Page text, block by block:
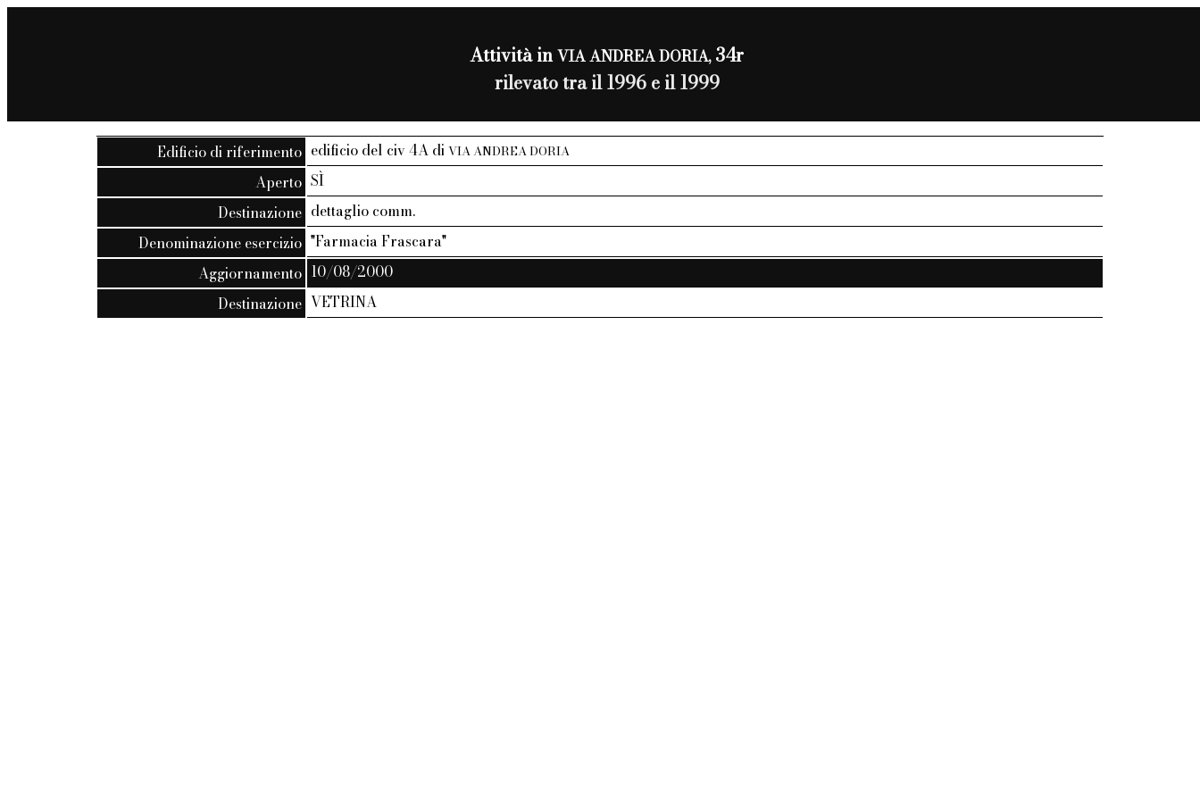
Attività inVIA ANDREA DORIA,34r
rilevato tra il 1996 e il 1999
Edificio di riferimento edificio del civ 4A diVIA ANDREA DORIA
Aperto SÌ
Destinazione dettaglio comm.
Denominazione esercizio "Farmacia Frascara"
Aggiornamento 10/08/2000
Destinazione VETRINA